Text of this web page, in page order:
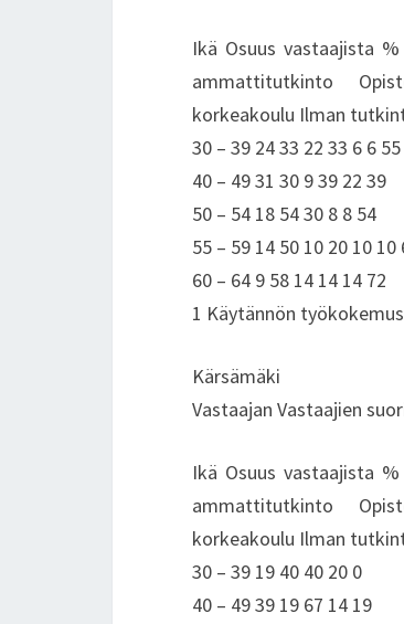
Ikä Osuus vastaajista
ammattitutkinto
korkeakoulu Ilman
30 – 39 24 33 22 33 6 6 55
40 – 49 31 30 9 39 22 39
50 – 54 18 54 30 8 8 54
55 – 59 14 50 10 20 10 10
60 – 64 9 58 14 14 14 72
1 Käytännön
Kärsämäki
Vastaajan Vastaajien
Ikä Osuus vastaajista
ammattitutkinto
korkeakoulu Ilman
30 – 39 19 40 40 20 0
40 – 49 39 19 67 14 19